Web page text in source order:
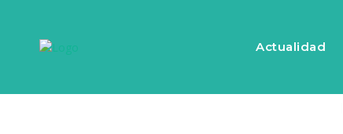
Actualidad